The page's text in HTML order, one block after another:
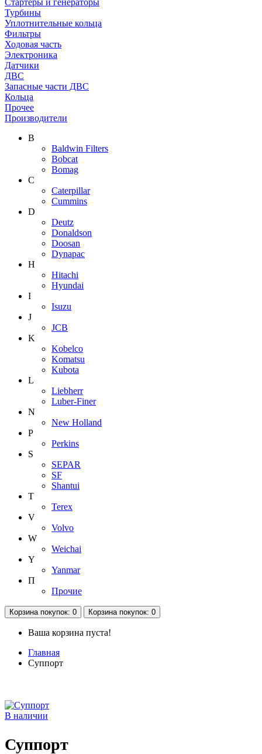
Стартеры и генераторы
Турбины
Уплотнительные кольца
Фильтры
Ходовая часть
Электроника
Датчики
ДВС
Запасные части ДВС
Кольца
Прочее
Производители
B
Baldwin Filters
Bobcat
Bomag
C
Caterpillar
Cummins
D
Deutz
Donaldson
Doosan
Dynapac
H
Hitachi
Hyundai
I
Isuzu
J
JCB
K
Kobelco
Komatsu
Kubota
L
Liebherr
Luber-Finer
N
New Holland
P
Perkins
S
SEPAR
SF
Shantui
T
Terex
V
Volvo
W
Weichai
Y
Yanmar
П
Прочие
Корзинапокупок: 0 Корзинапокупок: 0
Ваша корзина пуста!
Главная
Суппорт
В наличии
Суппорт